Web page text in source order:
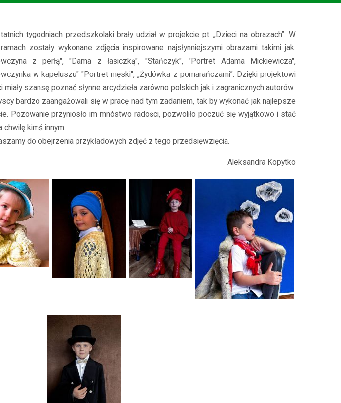
tygodniach przedszkolaki brały udział w projekcie pt. „Dzieci na obrazach”. W
zostały wykonane zdjęcia inspirowane najsłynniejszymi obrazami takimi jak:
z perłą", "Dama z łasiczką", "Stańczyk", "Portret Adama Mickiewicza",
w kapeluszu" "Portret męski", „Żydówka z pomarańczami”. Dzięki projektowi
miały szansę poznać słynne arcydzieła zarówno polskich jak i zagranicznych autorów.
bardzo zaangażowali się w pracę nad tym zadaniem, tak by wykonać jak najlepsze
Pozowanie przyniosło im mnóstwo radości, pozwoliło poczuć się wyjątkowo i stać
chwilę kimś innym.
do obejrzenia przykładowych zdjęć z tego przedsięwzięcia.
Aleksandra Kopytko